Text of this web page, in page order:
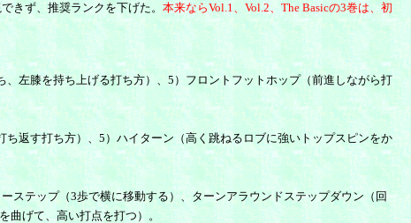
きず、推奨ランクを下げた。 本来ならVol.1、Vol.2、The Basicの3巻は、初
左膝を持ち上げる打ち方）、5）フロントフットホップ（前進しながら打
返す打ち方）、5）ハイターン（高く跳ねるロブに強いトップスピンをか
テップ（3歩で横に移動する）、ターンアラウンドステップダウン（回
げて、高い打点を打つ）。